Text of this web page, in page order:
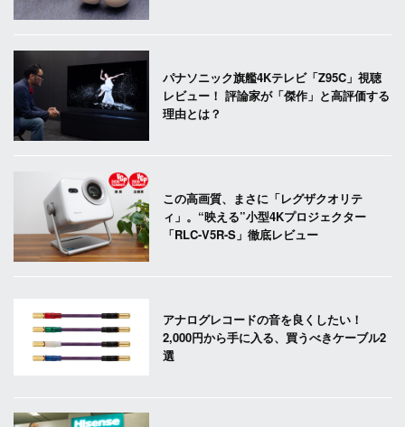
パナソニック旗艦4Kテレビ「Z95C」視聴
レビュー！ 評論家が「傑作」と高評価する
理由とは？
この高画質、まさに「レグザクオリテ
ィ」。“映える”小型4Kプロジェクター
「RLC-V5R-S」徹底レビュー
アナログレコードの音を良くしたい！
2,000円から手に入る、買うべきケーブル2
選